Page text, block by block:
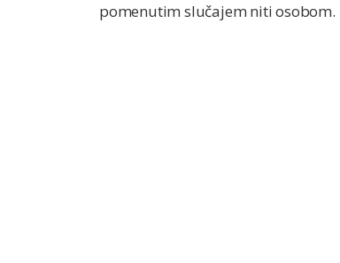
pomenutim slučajem niti osobom.